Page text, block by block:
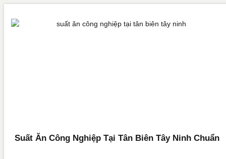
Suất Ăn Công Nghiệp Tại Tân Biên Tây Ninh Chuẩn